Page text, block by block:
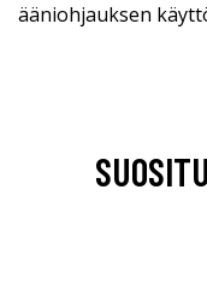
ääniohjauksen